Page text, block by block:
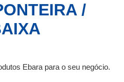
/
Ebara para o seu negócio.